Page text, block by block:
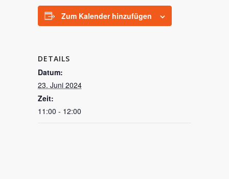
Zum Kalender hinzufügen
DETAILS
Datum:
23. Juni 2024
Zeit:
11:00 - 12:00